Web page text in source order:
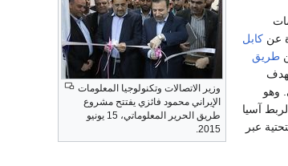
وزير الاتصالات وتكنولوجيا المعلومات
الإيراني محمود فائزي يفتتح مشروع
طريق الحرير المعلوماتي، 15 يونيو
2015.
عن كابل
طريق
وهو
آسيا
عبر